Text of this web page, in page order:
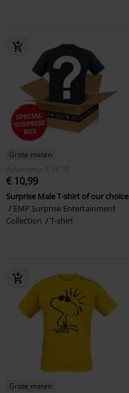
Grote maten
Adviesprijs
€ 24,99
€ 10,99
Surprise Male T-shirt of our choice
EMP Surprise Entertainment
Collection
T-shirt
Grote maten